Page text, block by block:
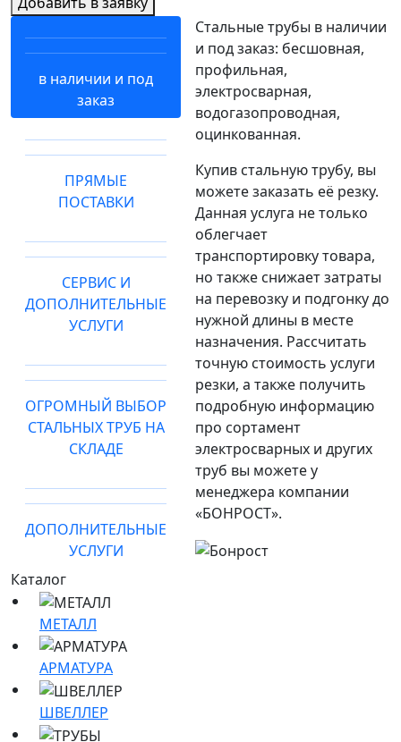
в наличии и под
заказ
ПРЯМЫЕ
ПОСТАВКИ
СЕРВИС И
ДОПОЛНИТЕЛЬНЫЕ
УСЛУГИ
ОГРОМНЫЙ ВЫБОР
СТАЛЬНЫХ ТРУБ НА
СКЛАДЕ
ДОПОЛНИТЕЛЬНЫЕ
УСЛУГИ
Стальные трубы в наличии
и под заказ: бесшовная,
профильная,
электросварная,
водогазопроводная,
оцинкованная.
Купив стальную трубу, вы
можете заказать её резку.
Данная услуга не только
облегчает
транспортировку товара,
но также снижает затраты
на перевозку и подгонку до
нужной длины в месте
назначения. Рассчитать
точную стоимость услуги
резки, а также получить
подробную информацию
про сортамент
электросварных и других
труб вы можете у
менеджера компании
«БОНРОСТ».
Каталог
МЕТАЛЛ
АРМАТУРА
ШВЕЛЛЕР